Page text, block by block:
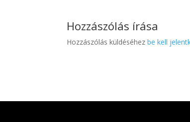
Hozzászólás írása
Hozzászólás küldéséhezbe kell